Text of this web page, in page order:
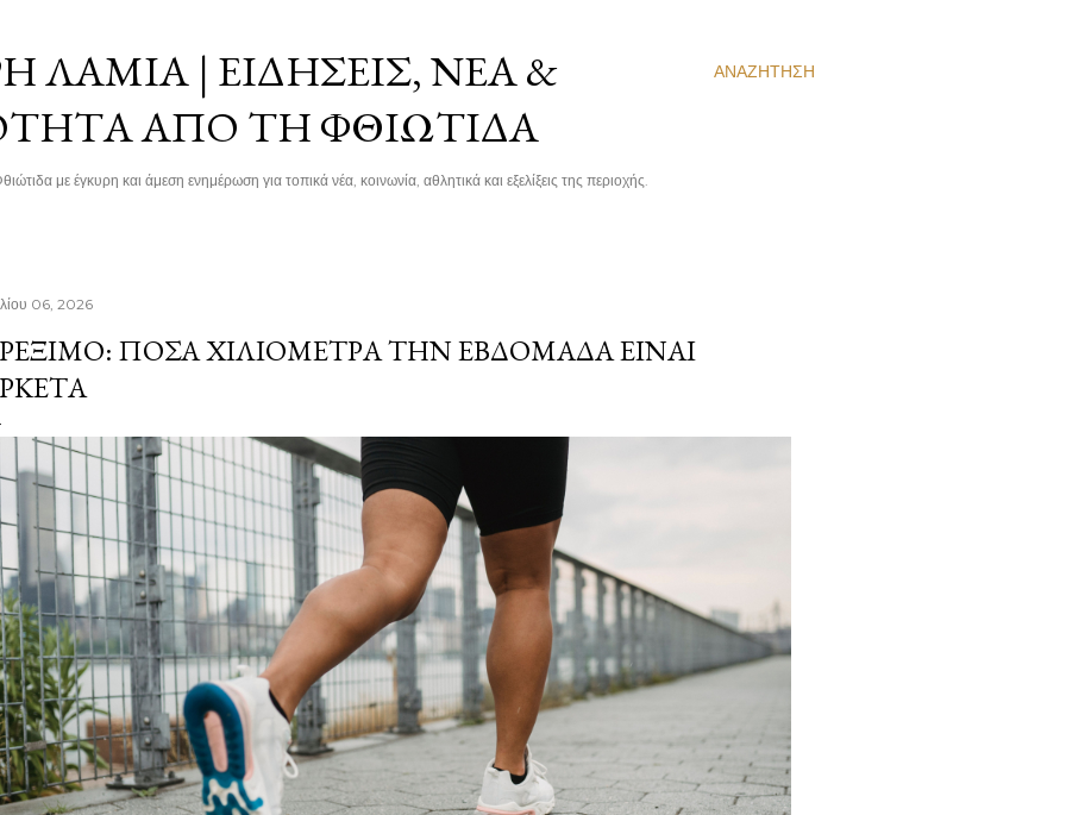
ΑΝΑΖΉΤΗΣΗ
ΛΑΜΊΑ | ΕΙΔΉΣΕΙΣ, ΝΈΑ &
ΑΠΌ ΤΗ ΦΘΙΏΤΙΔΑ
με έγκυρη και άμεση ενημέρωση για τοπικά νέα, κοινωνία, αθλητικά και εξελίξεις της περιοχής.
06, 2026
ΠΌΣΑ ΧΙΛΙΌΜΕΤΡΑ ΤΗΝ ΕΒΔΟΜΆΔΑ ΕΊΝΑΙ